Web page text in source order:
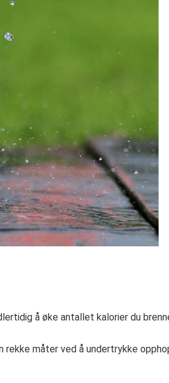
å øke antallet kalorier du
måter ved å undertrykke